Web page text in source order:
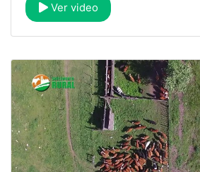
Ver video